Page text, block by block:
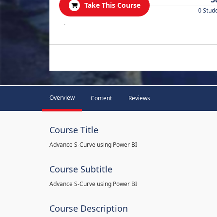
Take This Course
0
.
Overview Content Reviews
Course Title
Advance S-Curve using Power BI
Course Subtitle
Advance S-Curve using Power BI
Course Description